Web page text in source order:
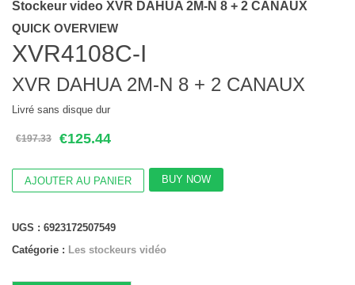
Stockeur video XVR DAHUA 2M-N 8 + 2 CANAUX
QUICK OVERVIEW
XVR4108C-I
XVR DAHUA 2M-N 8 + 2 CANAUX
Livré sans disque dur
€197.33
Le
était :
€197.33.
€125.44
est :
€125.44.
quantité
de
XVR
DAHUA
AJOUTER AU PANIER BUY NOW
UGS : 6923172507549
Catégorie : Les stockeurs vidéo